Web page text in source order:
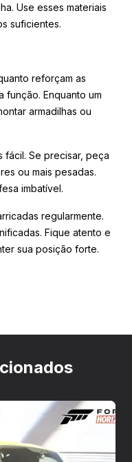
Use esses materiais
suficientes.
reforçam as
função. Enquanto um
armadilhas ou
fácil. Se precisar, peça
ou mais pesadas.
imbatível.
regularmente.
Fique atento e
sua posição forte.